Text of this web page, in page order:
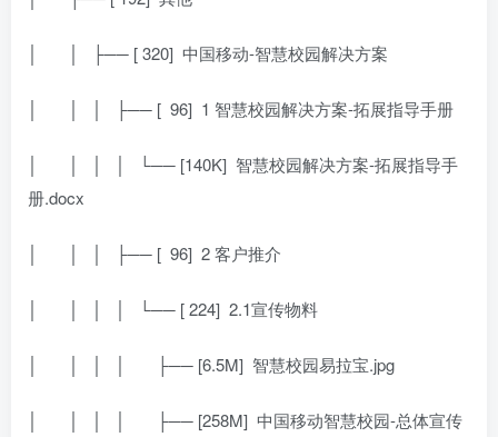
│ │ ├── [ 320] 中国移动-智慧校园解决方案
│ │ │ ├── [ 96] 1 智慧校园解决方案-拓展指导手册
│ │ │ │ └── [140K] 智慧校园解决方案-拓展指导手
册.docx
│ │ │ ├── [ 96] 2 客户推介
│ │ │ │ └── [ 224] 2.1宣传物料
│ │ │ │ ├── [6.5M] 智慧校园易拉宝.jpg
│ │ │ │ ├── [258M] 中国移动智慧校园-总体宣传